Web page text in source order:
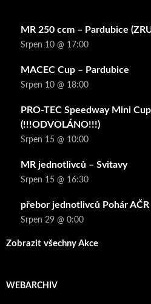
MR 250 ccm – Pardubice
Srpen 10 @ 17:00
MACEC Cup – Pardubice
Srpen 10 @ 18:00
PRO-TEC Speedway Mini
(!!!ODVOLÁNO!!!)
Srpen 15 @ 10:00
MR jednotlivců – Svitavy
Srpen 15 @ 16:30
přebor jednotlivců Pohár
Srpen 29 @ 0:00
Zobrazit všechny Akce
WEBARCHIV